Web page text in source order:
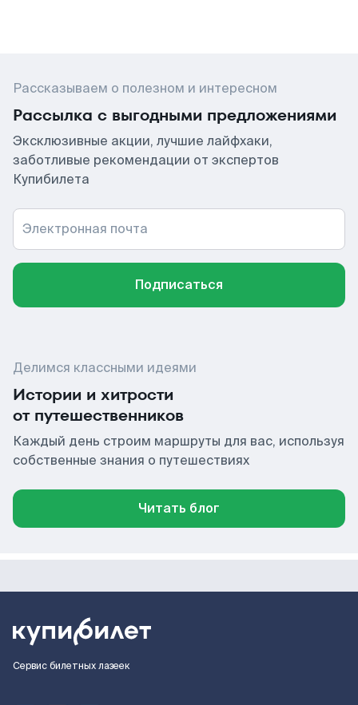
Рассказываем о полезном и интересном
Рассылка с выгодными предложениями
Эксклюзивные акции, лучшие лайфхаки,
заботливые рекомендации от экспертов
Купибилета
Электронная почта
Подписаться
Делимся классными идеями
Истории и хитрости
от путешественников
Каждый день строим маршруты для вас, используя
собственные знания о путешествиях
Читать блог
Сервис билетных лазеек